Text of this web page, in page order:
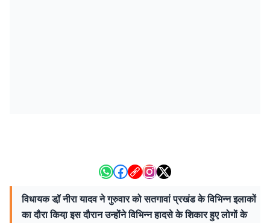
विधायक डॉ़ नीरा यादव ने गुरुवार को सतगावां प्रखंड के विभिन्न इलाकों
का दौरा किया़ इस दौरान उन्होंने विभिन्न हादसे के शिकार हुए लोगों के